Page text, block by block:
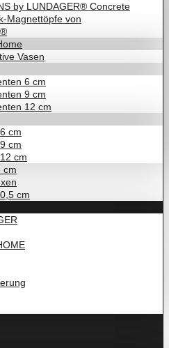
by LUNDAGER® Concrete
Magnettöpfe von
Vasen
6 cm
9 cm
12 cm
cm
cm
cm
cm
cm